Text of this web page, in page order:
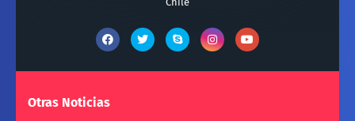
Otras Noticias